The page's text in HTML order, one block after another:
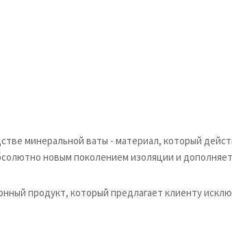
минеральной ваты - материал, который
новым поколением изоляции и
продукт, который предлагает клиенту